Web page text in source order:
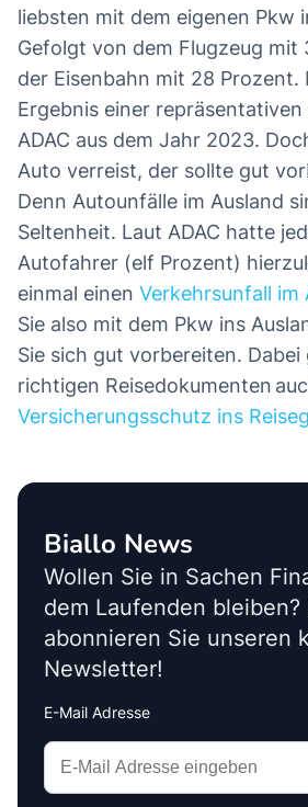
liebsten mit dem eigenen Pkw
Gefolgt von dem Flugzeug mit
der Eisenbahn mit 28 Prozent.
Ergebnis einer
ADAC aus dem Jahr 2023.
Auto verreist, der sollte gut
Denn Autounfälle im Ausland
Seltenheit. Laut ADAC hatte
Autofahrer (elf Prozent)
einmal einen Verkehrsunfall im
Sie also mit dem Pkw ins
Sie sich gut vorbereiten.
richtigen Reisedokumenten
Versicherungsschutz ins
Biallo News
Wollen Sie in Sachen
dem Laufenden bleiben?
abonnieren Sie unseren
Newsletter!
E-Mail Adresse
Interests
Amount